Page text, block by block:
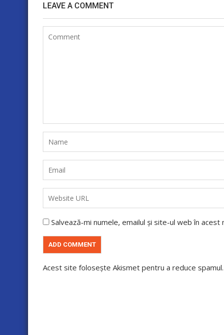
LEAVE A COMMENT
Salvează-mi numele, emailul și site-ul web în
Acest site folosește Akismet pentru a reduce spamul.